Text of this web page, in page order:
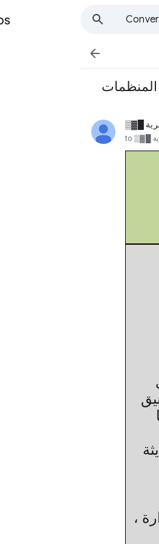

█▓▒
unread,
to █▓▒
،